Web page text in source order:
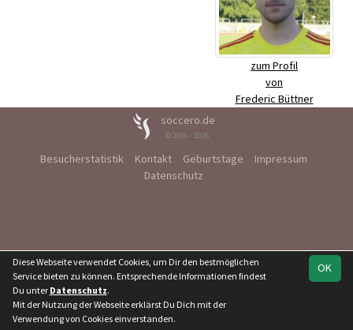
zum Profil
von
Frederic Büttner
soccero.de
© 2006 - 2026
Besucherstatistik Kontakt Geburtstage
Impressum
Datenschutz
OK
Diese Webseite verwendet Cookies, um Dir den bestmöglichen
Service bieten zu können. Entsprechende Informationen findest
Du unter Datenschutz.
Mit der Nutzung der Webseite erklärst Du Dich mit der
Verwendung von Cookies einverstanden.